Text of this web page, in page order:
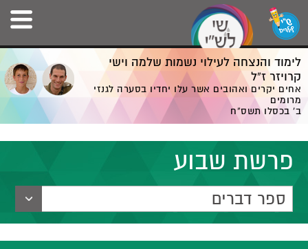
לימוד והנצחה לעילוי נשמות שלמה וישי
קרויזר ז”ל
אחים יקרים ואהובים אשר עלו יחדיו בסערה לגנזי
מרומים
ב' בכסלו תשס”ח
פרשת שבוע
ספר דברים